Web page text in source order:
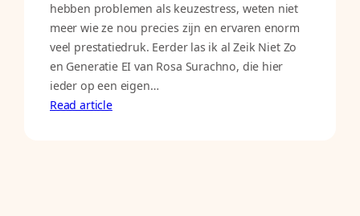
hebben problemen als keuzestress, weten niet
meer wie ze nou precies zijn en ervaren enorm
veel prestatiedruk. Eerder las ik al Zeik Niet Zo
en Generatie EI van Rosa Surachno, die hier
ieder op een eigen…
Read article